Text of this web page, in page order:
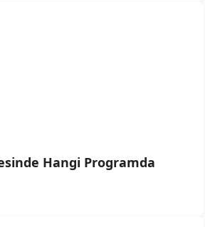
Hangi Programda